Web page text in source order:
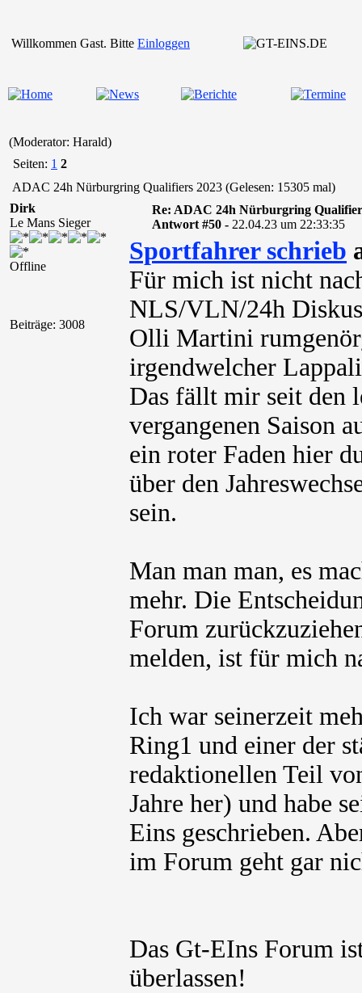
Willkommen Gast. Bitte Einloggen
(Moderator: Harald)
Seiten: 1 2
ADAC 24h Nürburgring Qualifiers 2023 (Gelesen: 15305 mal)
Dirk
Le Mans Sieger
Offline
Beiträge: 3008
Re: ADAC 24h Nürburgring
Antwort #50 - 22.04.23 um 22:33:35
Sportfahrer schrieb
Für mich ist nicht
NLS/VLN/24h
Olli Martini
irgendwelcher
Das fällt mir seit den
vergangenen Saison
ein roter Faden hier
über den
sein.
Man man man, es
mehr. Die
Forum
melden, ist für mich
Ich war seinerzeit
Ring1 und einer der
redaktionellen Teil
Jahre her) und habe
Eins geschrieben.
im Forum geht gar
Das Gt-EIns Forum
überlassen!